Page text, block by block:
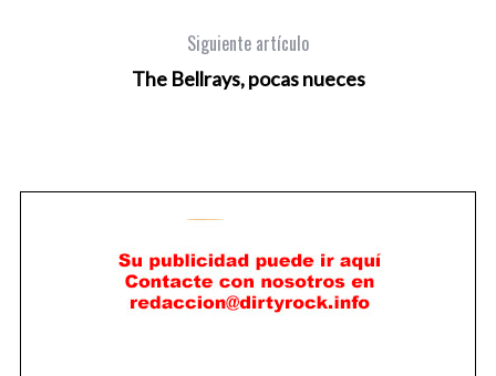
Siguiente artículo
The Bellrays, pocas nueces